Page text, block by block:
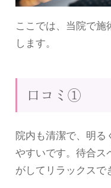
ここでは、当院で
します。
口コミ①
院内も清潔で、明る
やすいです。待合ス
がしてリラックスで